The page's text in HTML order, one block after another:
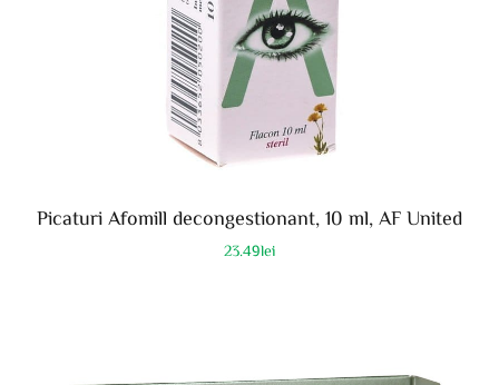
Picaturi Afomill decongestionant, 10 ml, AF United
23.49lei